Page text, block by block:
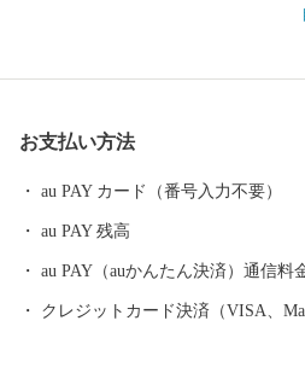
は、雫石町外にお住まいの方に限らせ
l：shizukuishi@furusato-bpo.com
お支払い方法
au PAY カード（番号入力不要）
au PAY 残高
au PAY（auかんたん決済）通信料
クレジットカード決済（VISA、